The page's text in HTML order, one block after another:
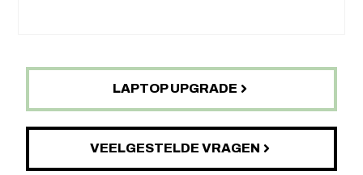
LAPTOP UPGRADE
VEELGESTELDE VRAGEN